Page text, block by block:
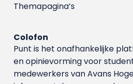
Themapagina’s
Colofon
Punt is het onafhankelijke
en opinievorming voor
medewerkers van Avans